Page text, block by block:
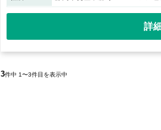
詳
3件中 1〜3件目を表示中